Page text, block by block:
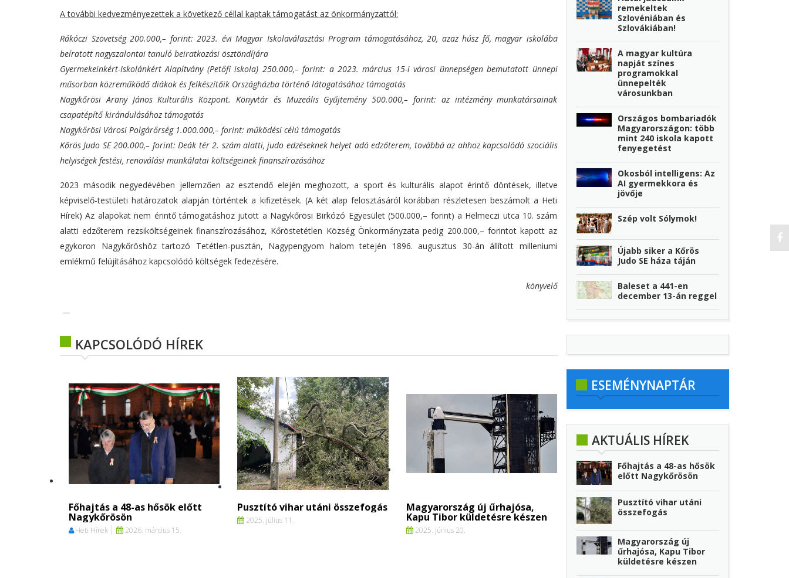
A további kedvezményezettek a következő céllal kaptak támogatást az önkormányzattól:
Rákóczi Szövetség 200.000,– forint: 2023. évi Magyar Iskolaválasztási Program támogatásához, 20, azaz húsz fő, magyar iskolába
beíratott nagyszalontai tanuló beiratkozási ösztöndíjára
Gyermekeinkért-Iskolánkért Alapítvány (Petőfi iskola) 250.000,– forint: a 2023. március 15-i városi ünnepségen bemutatott ünnepi
műsorban közreműködő diákok és felkészítőik Országházba történő látogatásához támogatás
Nagykőrösi Arany János Kulturális Központ. Könyvtár és Muzeális Gyűjtemény 500.000,– forint: az intézmény munkatársainak
csapatépítő kirándulásához támogatás
Nagykőrösi Városi Polgárőrség 1.000.000,– forint: működési célú támogatás
Kőrös Judo SE 200.000,– forint: Deák tér 2. szám alatti, judo edzéseknek helyet adó edzőterem, továbbá az ahhoz kapcsolódó szociális
helyiségek festési, renoválási munkálatai költségeinek finanszírozásához
2023 második negyedévében jellemzően az esztendő elején meghozott, a sport és kulturális alapot érintő döntések, illetve
képviselő-testületi határozatok alapján történtek a kifizetések. (A két alap felosztásáról korábban részletesen beszámolt a Heti
Hírek) Az alapokat nem érintő támogatáshoz jutott a Nagykőrösi Birkózó Egyesület (500.000,– forint) a Helmeczi utca 10. szám
alatti edzőterem rezsiköltségeinek finanszírozásához, Kőröstetétlen Község Önkormányzata pedig 200.000,– forintot kapott az
egykoron Nagykőröshöz tartozó Tetétlen-pusztán, Nagypengyom halom tetején 1896. augusztus 30-án állított milleniumi
emlékmű felújításához kapcsolódó költségek fedezésére.
könyvelő
KAPCSOLÓDÓ HÍREK
Főhajtás a 48-as hősök előtt
Nagykőrösön
Heti Hírek 2026. március 15.
Pusztító vihar utáni összefogás
2025. július 11.
Magyarország új űrhajósa,
Kapu Tibor küldetésre készen
2025. június 20.
remekeltek
Szlovéniában és
Szlovákiában!
A magyar kultúra
napját színes
programokkal
ünnepelték
városunkban
Országos bombariadók
Magyarországon: több
mint 240 iskola kapott
fenyegetést
Okosból intelligens: Az
AI gyermekkora és
jövője
Szép volt Sólymok!
Újabb siker a Kőrös
Judo SE háza táján
Baleset a 441-en
december 13-án reggel
ESEMÉNYNAPTÁR
AKTUÁLIS HÍREK
Főhajtás a 48-as hősök
előtt Nagykőrösön
Pusztító vihar utáni
összefogás
Magyarország új
űrhajósa, Kapu Tibor
küldetésre készen